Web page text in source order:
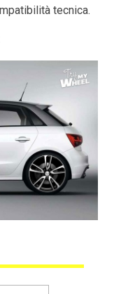
tecnica.